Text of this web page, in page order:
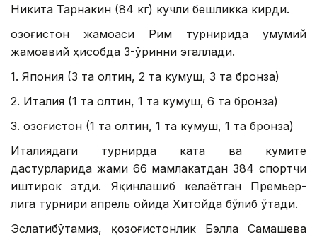
Никита Тарнакин (84 кг) кучли бешликка кирди.
Қозоғистон жамоаси Рим турнирида умумий
жамоавий ҳисобда 3-ўринни эгаллади.
1. Япония (3 та олтин, 2 та кумуш, 3 та бронза)
2. Италия (1 та олтин, 1 та кумуш, 6 та бронза)
3. Қозоғистон (1 та олтин, 1 та кумуш, 1 та бронза)
Италиядаги турнирда ката ва кумите
дастурларида жами 66 мамлакатдан 384 спортчи
иштирок этди. Яқинлашиб келаётган Премьер-
лига турнири апрель ойида Хитойда бўлиб ўтади.
Эслатибўтамиз, қозоғистонлик Бэлла Самашева